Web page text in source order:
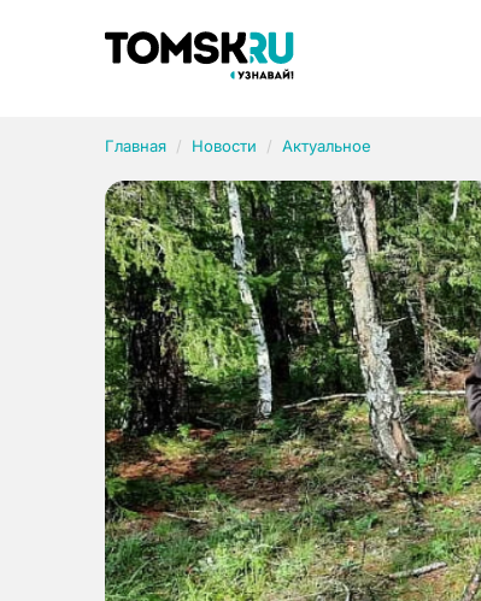
Главная Новости Актуальное
Рубрики